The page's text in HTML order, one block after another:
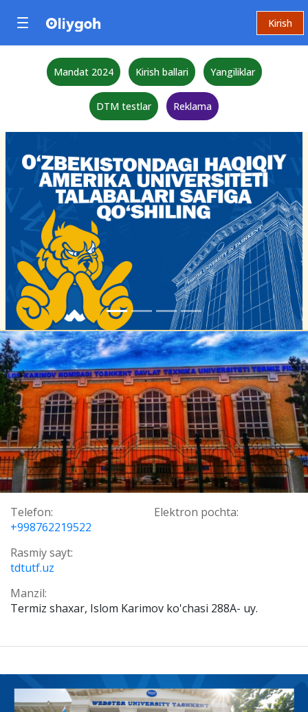
Kirish
Mandat 2024 Kirish ballari Yangiliklar
DTM testlar Reklama
Telefon:
+998762219522
Elektron pochta:
Rasmiy sayt:
tdtutf.uz
Manzil:
Termiz shaxar, Islom Karimov ko'chasi 288A- uy.